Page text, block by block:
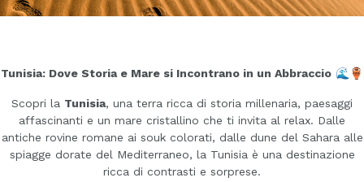
Tunisia: Dove Storia e Mare si Incontrano in un Abbraccio 🌊🏺
Scopri la Tunisia, una terra ricca di storia millenaria, paesaggi
affascinanti e un mare cristallino che ti invita al relax. Dalle
antiche rovine romane ai souk colorati, dalle dune del Sahara alle
spiagge dorate del Mediterraneo, la Tunisia è una destinazione
ricca di contrasti e sorprese.